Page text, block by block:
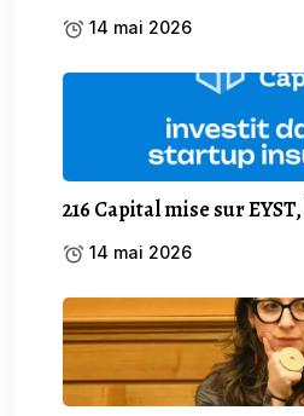
14 mai 2026
216 Capital mise sur
14 mai 2026